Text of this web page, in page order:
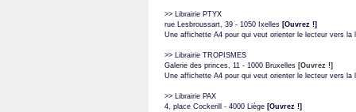
>> Librairie PTYX
rue Lesbroussart, 39 - 1050 Ixelles [Ouvrez !]
Une affichette A4 pour qui veut orienter le lecteur vers la
>> Librairie TROPISMES
Galerie des princes, 11 - 1000 Bruxelles [Ouvrez !]
Une affichette A4 pour qui veut orienter le lecteur vers la
>> Librairie PAX
4, place Cockerill - 4000 Liège [Ouvrez !]